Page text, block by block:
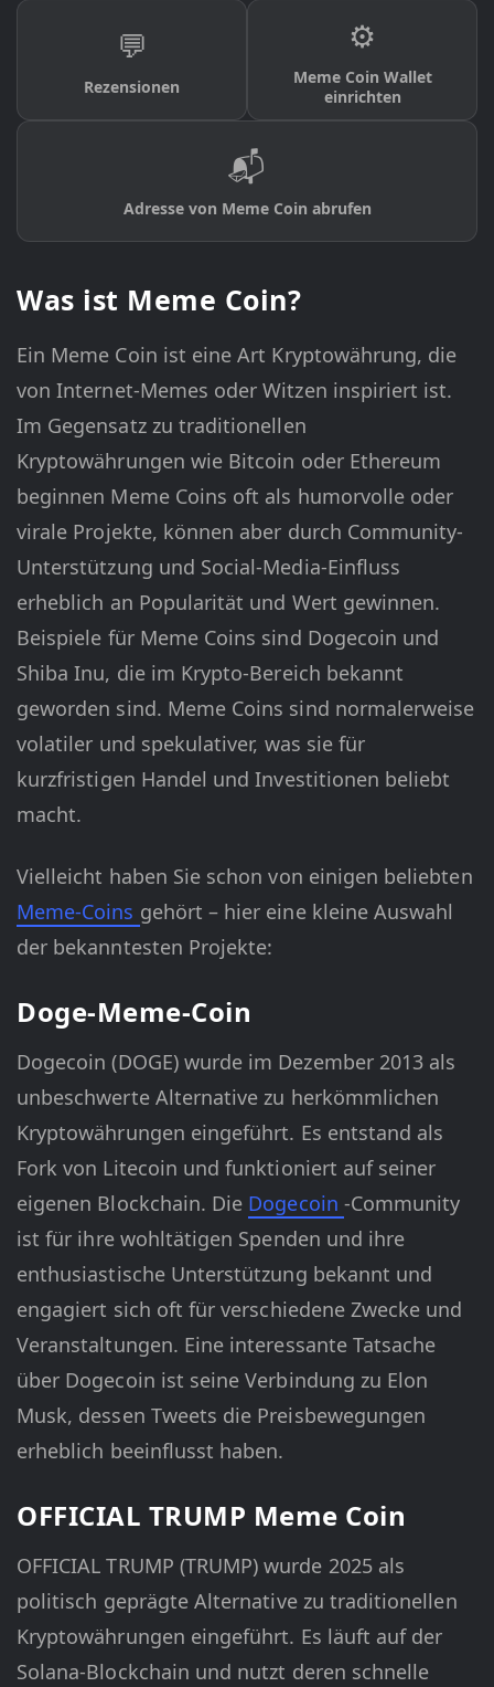
💬
Rezensionen
⚙️
Meme Coin Wallet
einrichten
📬
Adresse von Meme Coin abrufen
Was ist Meme Coin?
Ein Meme Coin ist eine Art Kryptowährung, die
von Internet-Memes oder Witzen inspiriert ist.
Im Gegensatz zu traditionellen
Kryptowährungen wie Bitcoin oder Ethereum
beginnen Meme Coins oft als humorvolle oder
virale Projekte, können aber durch Community-
Unterstützung und Social-Media-Einfluss
erheblich an Popularität und Wert gewinnen.
Beispiele für Meme Coins sind Dogecoin und
Shiba Inu, die im Krypto-Bereich bekannt
geworden sind. Meme Coins sind normalerweise
volatiler und spekulativer, was sie für
kurzfristigen Handel und Investitionen beliebt
macht.
Vielleicht haben Sie schon von einigen beliebten
Meme-Coins gehört – hier eine kleine Auswahl
der bekanntesten Projekte:
Doge-Meme-Coin
Dogecoin (DOGE) wurde im Dezember 2013 als
unbeschwerte Alternative zu herkömmlichen
Kryptowährungen eingeführt. Es entstand als
Fork von Litecoin und funktioniert auf seiner
eigenen Blockchain. Die Dogecoin -Community
ist für ihre wohltätigen Spenden und ihre
enthusiastische Unterstützung bekannt und
engagiert sich oft für verschiedene Zwecke und
Veranstaltungen. Eine interessante Tatsache
über Dogecoin ist seine Verbindung zu Elon
Musk, dessen Tweets die Preisbewegungen
erheblich beeinflusst haben.
OFFICIAL TRUMP Meme Coin
OFFICIAL TRUMP (TRUMP) wurde 2025 als
politisch geprägte Alternative zu traditionellen
Kryptowährungen eingeführt. Es läuft auf der
Solana-Blockchain und nutzt deren schnelle